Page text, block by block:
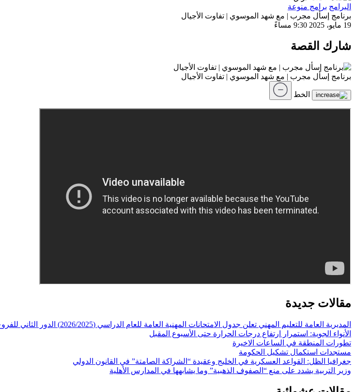
البرامج برامج منوعة
برنامج إسأل مجرب | مع شهد الموسوي | تفاوت الأجيال
19 مايو، 2025
9:30 مساءً
شارك القصة
برنامج إسأل مجرب | مع شهد الموسوي | تفاوت الأجيال
الخط
مقالات جديدة
المديرية العامة للتعليم المهني تعلن جدول الامتحانات المهنية العامة للعام الدراسي (2026/2025) الدور الثاني للفروع المهنية كافة.
الأنواء الجوية: استمرار ارتفاع درجات الحرارة حتى الأسبوع المقبل
تطورات المنطقة في الساعات الاخيرة
مستجدات استكمال تشكيل الحكومة
جغرافيا الظل: القواعد العسكرية في الخليج وعقيدة “الشراكة الصامتة” في القانون الدولي
وزير التربية يشدد على منع “الصفوف الذهبية” وما يشابهها في المدارس الأهلية